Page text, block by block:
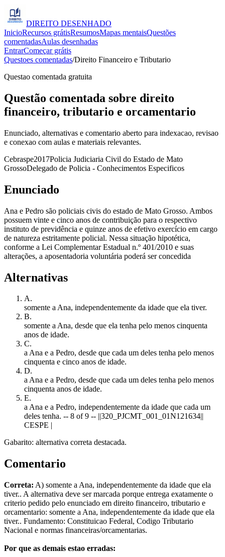
DIREITO DESENHADO
InicioRecursos grátisResumosMapas mentaisQuestões
comentadasAulas desenhadas
EntrarComeçar grátis
Questoes comentadas/Direito Financeiro e Tributario
Questao comentada gratuita
Questão comentada sobre direito
financeiro, tributario e orcamentario
Enunciado, alternativas e comentario aberto para indexacao, revisao
e conexao com aulas e materiais relevantes.
Cebraspe2017Policia Judiciaria Civil do Estado de Mato
GrossoDelegado de Policia - Conhecimentos Especificos
Enunciado
Ana e Pedro são policiais civis do estado de Mato Grosso. Ambos
possuem vinte e cinco anos de contribuição para o respectivo
instituto de previdência e quinze anos de efetivo exercício em cargo
de natureza estritamente policial. Nessa situação hipotética,
conforme a Lei Complementar Estadual n.º 401/2010 e suas
alterações, a aposentadoria voluntária poderá ser concedida
Alternativas
A.
somente a Ana, independentemente da idade que ela tiver.
B.
somente a Ana, desde que ela tenha pelo menos cinquenta
anos de idade.
C.
a Ana e a Pedro, desde que cada um deles tenha pelo menos
cinquenta e cinco anos de idade.
D.
a Ana e a Pedro, desde que cada um deles tenha pelo menos
cinquenta anos de idade.
E.
a Ana e a Pedro, independentemente da idade que cada um
deles tenha. -- 8 of 9 -- ||320_PJCMT_001_01N121634||
CESPE |
Gabarito: alternativa correta destacada.
Comentario
Correta: A) somente a Ana, independentemente da idade que ela
tiver.. A alternativa deve ser marcada porque entrega exatamente o
criterio pedido pelo enunciado em direito financeiro, tributario e
orcamentario: somente a Ana, independentemente da idade que ela
tiver.. Fundamento: Constituicao Federal, Codigo Tributario
Nacional e normas financeiras/orcamentarias.
Por que as demais estao erradas: